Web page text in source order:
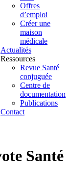
Offres
d’emploi
Créer une
maison
médicale
Actualités
Ressources
Revue Santé
conjuguée
Centre de
documentation
Publications
Contact
Santé